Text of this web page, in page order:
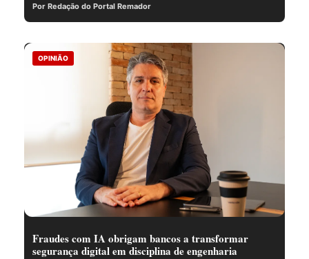
Por Redação do Portal Remador
OPINIÃO
Fraudes com IA obrigam bancos a transformar
segurança digital em disciplina de engenharia